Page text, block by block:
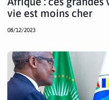
vie est moins cher
08/12/2023